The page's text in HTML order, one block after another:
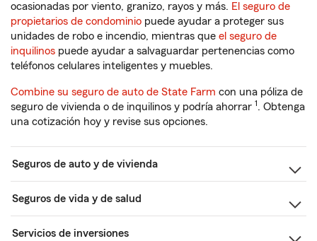
ocasionadas por viento, granizo, rayos y más. El seguro de
propietarios de condominio puede ayudar a proteger sus
unidades de robo e incendio, mientras que el seguro de
inquilinos puede ayudar a salvaguardar pertenencias como
teléfonos celulares inteligentes y muebles.
Combine su seguro de auto de State Farm con una póliza de
seguro de vivienda o de inquilinos y podría ahorrar 1. Obtenga
una cotización hoy y revise sus opciones.
Seguros de auto y de vivienda
Seguros de vida y de salud
Servicios de inversiones